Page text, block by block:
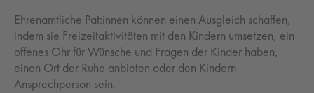
Ehrenamtliche Pat:innen können einen Ausgleich schaffen,
indem sie Freizeitaktivitäten mit den Kindern umsetzen, ein
offenes Ohr für Wünsche und Fragen der Kinder haben,
einen Ort der Ruhe anbieten oder den Kindern
Ansprechperson sein.